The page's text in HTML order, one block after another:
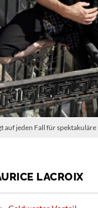
jeden Fall für
LACROIX